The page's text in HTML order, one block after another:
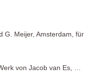
G. Meijer, Amsterdam, für
von Jacob van Es, …